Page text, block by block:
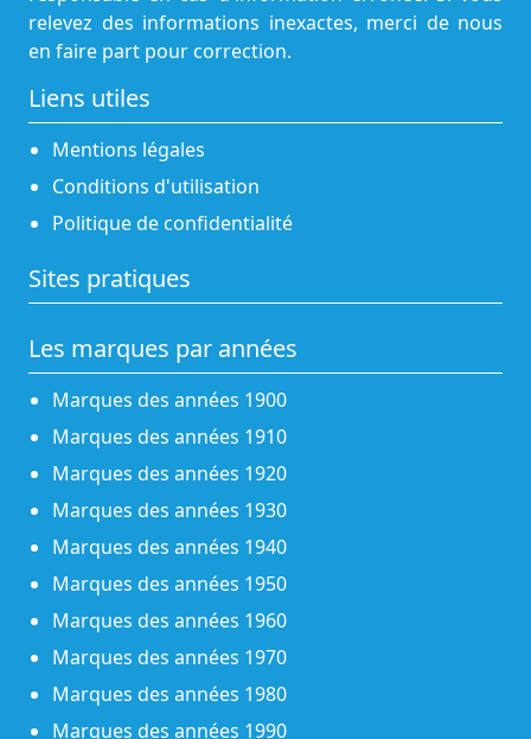
relevez des informations inexactes, merci de nous
en faire part pour correction.
Liens utiles
Mentions légales
Conditions d'utilisation
Politique de confidentialité
Sites pratiques
Les marques par années
Marques des années 1900
Marques des années 1910
Marques des années 1920
Marques des années 1930
Marques des années 1940
Marques des années 1950
Marques des années 1960
Marques des années 1970
Marques des années 1980
Marques des années 1990